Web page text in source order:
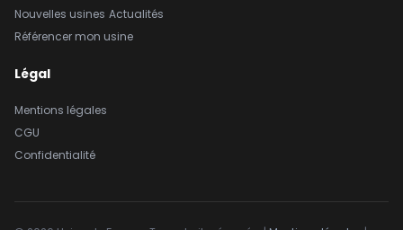
Nouvelles usines Actualités
Référencer mon usine
Légal
Mentions légales
CGU
Confidentialité